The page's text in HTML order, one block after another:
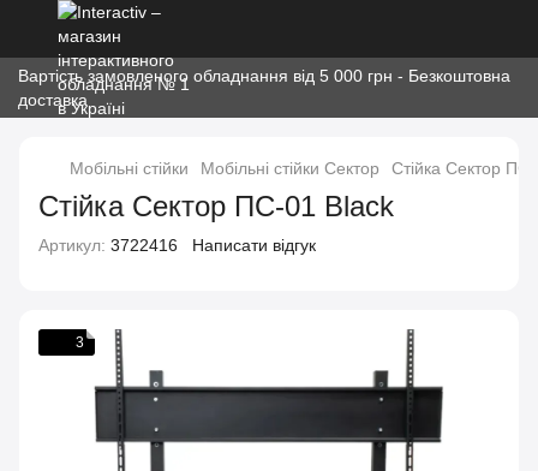
Вартість замовленого обладнання від 5 000 грн - Безкоштовна
доставка
Мобільні стійки Мобільні стійки Сектор Стійка Сектор
Стійка Сектор ПС-01 Black
Артикул: 3722416 Написати відгук
3